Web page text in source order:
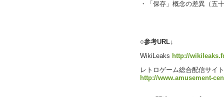
・「保存」概念の差異（五
○参考URL↓
WikiLeaks http://
レトロゲーム総合配信サイ
http://www.amusement-